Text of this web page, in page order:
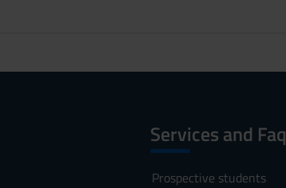
Services and Faq
Prospective students